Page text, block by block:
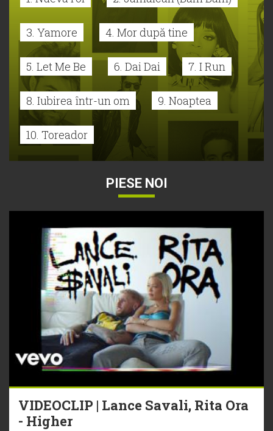
3. Yamore 4. Mor după tine
5. Let Me Be 6. Dai Dai 7. I Run
8. Iubirea într-un om 9. Noaptea
10. Toreador
PIESE NOI
VIDEOCLIP | Lance Savali, Rita Ora
- Higher